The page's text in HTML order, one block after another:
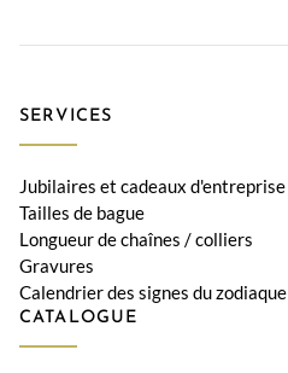
SERVICES
Jubilaires et cadeaux d'entreprise
Tailles de bague
Longueur de chaînes / colliers
Gravures
Calendrier des signes du zodiaque
CATALOGUE